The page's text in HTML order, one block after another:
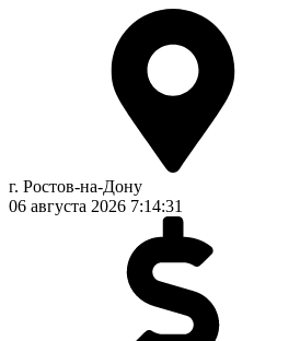
г. Ростов-на-Дону
06 августа 2026 7:14:31